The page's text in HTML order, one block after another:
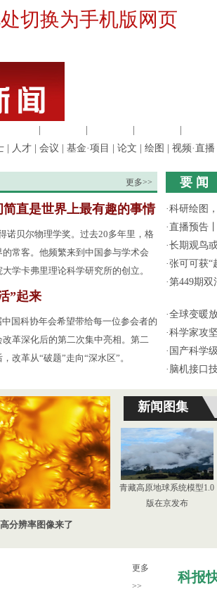
切换为手机版网页
人才 会议 基金·项目 论文 绘图 视频·直播
更多>>
直是世界上最有趣的事情
诺贝尔物理学奖。过去20多年里，格
常客。他频繁来到中国参与学术会
学卡弗里理论科学研究所的创立。
”起来
国科协年会希望带给每一位参会者的
革深化后的第二次集中亮相。第二
改革从“破题”走向“深水区”。
要 闻
·科研绘图
·直播预告
·长期观鸟
·张可可获“
·第449期双
·全球变暖
·科学家攻
· 国产科学
· 脑机接口
分辨率图像来了
新闻图集
青藏高原地球系统模型1.0
版在京发布
更多
>>
科报